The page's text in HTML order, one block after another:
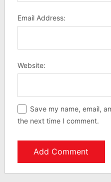
Email Address:
Website:
Save my name, email,
the next time I comment.